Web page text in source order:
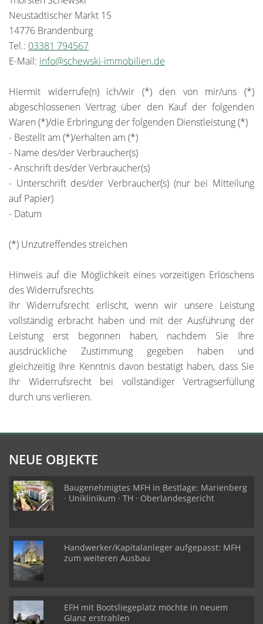
Neustädtischer Markt 15
14776 Brandenburg
Tel.: 03381 794567
E-Mail: info@schewski-immobilien.de
Hiermit widerrufe(n) ich/wir (*) den von mir/uns (*)
abgeschlossenen Vertrag über den Kauf der folgenden
Waren (*)/die Erbringung der folgenden Dienstleistung (*)
- Bestellt am (*)/erhalten am (*)
- Name des/der Verbraucher(s)
- Anschrift des/der Verbraucher(s)
- Unterschrift des/der Verbraucher(s) (nur bei Mitteilung
auf Papier)
- Datum
(*) Unzutreffendes streichen
Hinweis auf die Möglichkeit eines vorzeitigen Erlöschens
des Widerrufsrechts
Ihr Widerrufsrecht erlischt, wenn wir unsere Leistung
vollständig erbracht haben und mit der Ausführung der
Leistung erst begonnen haben, nachdem Sie Ihre
ausdrückliche Zustimmung gegeben haben und
gleichzeitig Ihre Kenntnis davon bestätigt haben, dass Sie
Ihr Widerrufsrecht bei vollständiger Vertragserfüllung
durch uns verlieren.
NEUE OBJEKTE
Baugenehmigtes MFH in Bestlage: Marienberg
· Uniklinikum · TH · Oberlandesgericht
Handwerker/Kapitalanleger aufgepasst: MFH
zum weiteren Ausbau
EFH mit Bootsliegeplatz möchte in neuem
Glanz erstrahlen